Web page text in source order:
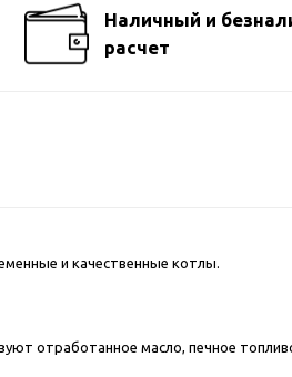
Наличный и
расчет
и качественные котлы.
отработанное масло, печное